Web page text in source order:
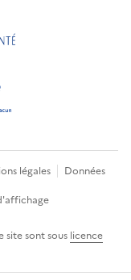
légales
Données
site sont sous licence